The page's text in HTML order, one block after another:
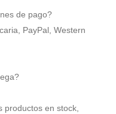
de pago?
PayPal, Western
productos en stock,